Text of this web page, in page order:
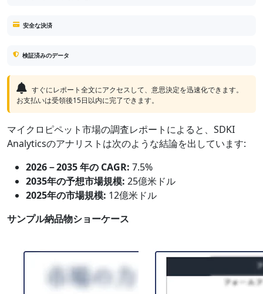
安全な決済
検証済みのデータ
すぐにレポート全文にアクセスして、意思決定を迅速化できます。
お支払いは受領後15日以内に完了できます。
マイクロピペット市場の調査レポートによると、SDKI
Analyticsのアナリストは次のような結論を出しています:
2026－2035 年の CAGR: 7.5%
2035年の予想市場規模: 25億米ドル
2025年の市場規模: 12億米ドル
サンプル納品物ショーケース